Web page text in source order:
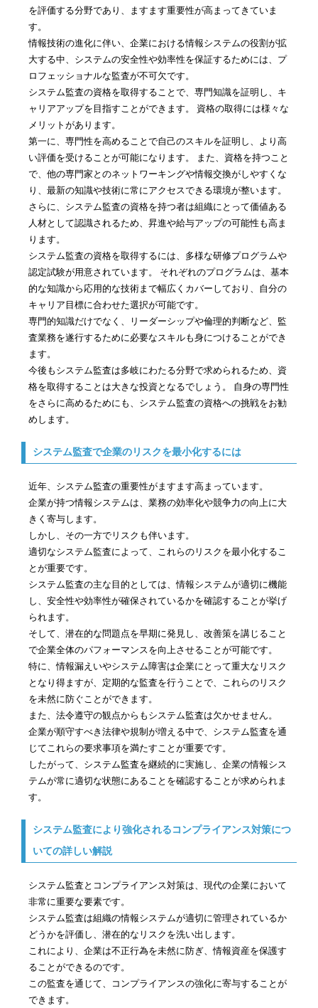
を評価する分野であり、ますます重要性が高まってきていま
す。
情報技術の進化に伴い、企業における情報システムの役割が拡
大する中、システムの安全性や効率性を保証するためには、プ
ロフェッショナルな監査が不可欠です。
システム監査の資格を取得することで、専門知識を証明し、キ
ャリアアップを目指すことができます。 資格の取得には様々な
メリットがあります。
第一に、専門性を高めることで自己のスキルを証明し、より高
い評価を受けることが可能になります。 また、資格を持つこと
で、他の専門家とのネットワーキングや情報交換がしやすくな
り、最新の知識や技術に常にアクセスできる環境が整います。
さらに、システム監査の資格を持つ者は組織にとって価値ある
人材として認識されるため、昇進や給与アップの可能性も高ま
ります。
システム監査の資格を取得するには、多様な研修プログラムや
認定試験が用意されています。 それぞれのプログラムは、基本
的な知識から応用的な技術まで幅広くカバーしており、自分の
キャリア目標に合わせた選択が可能です。
専門的知識だけでなく、リーダーシップや倫理的判断など、監
査業務を遂行するために必要なスキルも身につけることができ
ます。
今後もシステム監査は多岐にわたる分野で求められるため、資
格を取得することは大きな投資となるでしょう。 自身の専門性
をさらに高めるためにも、システム監査の資格への挑戦をお勧
めします。
システム監査で企業のリスクを最小化するには
近年、システム監査の重要性がますます高まっています。
企業が持つ情報システムは、業務の効率化や競争力の向上に大
きく寄与します。
しかし、その一方でリスクも伴います。
適切なシステム監査によって、これらのリスクを最小化するこ
とが重要です。
システム監査の主な目的としては、情報システムが適切に機能
し、安全性や効率性が確保されているかを確認することが挙げ
られます。
そして、潜在的な問題点を早期に発見し、改善策を講じること
で企業全体のパフォーマンスを向上させることが可能です。
特に、情報漏えいやシステム障害は企業にとって重大なリスク
となり得ますが、定期的な監査を行うことで、これらのリスク
を未然に防ぐことができます。
また、法令遵守の観点からもシステム監査は欠かせません。
企業が順守すべき法律や規制が増える中で、システム監査を通
じてこれらの要求事項を満たすことが重要です。
したがって、システム監査を継続的に実施し、企業の情報シス
テムが常に適切な状態にあることを確認することが求められま
す。
システム監査により強化されるコンプライアンス対策につ
いての詳しい解説
システム監査とコンプライアンス対策は、現代の企業において
非常に重要な要素です。
システム監査は組織の情報システムが適切に管理されているか
どうかを評価し、潜在的なリスクを洗い出します。
これにより、企業は不正行為を未然に防ぎ、情報資産を保護す
ることができるのです。
この監査を通じて、コンプライアンスの強化に寄与することが
できます。